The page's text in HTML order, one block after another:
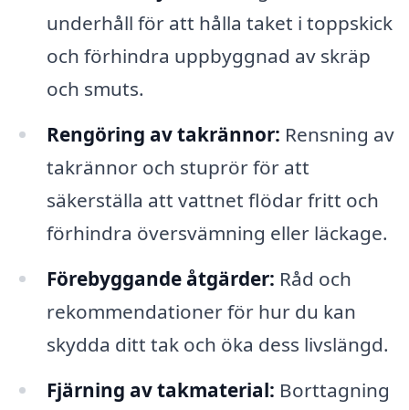
underhåll för att hålla taket i toppskick
och förhindra uppbyggnad av skräp
och smuts.
Rengöring av takrännor: Rensning av
takrännor och stuprör för att
säkerställa att vattnet flödar fritt och
förhindra översvämning eller läckage.
Förebyggande åtgärder: Råd och
rekommendationer för hur du kan
skydda ditt tak och öka dess livslängd.
Fjärning av takmaterial: Borttagning